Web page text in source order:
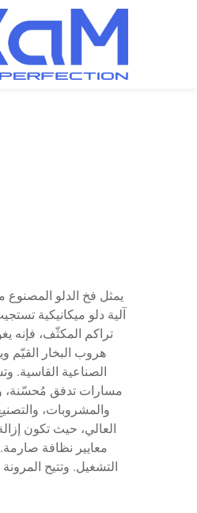
يمثل فخ الدلو المصنوع
آلية دلو ميكانيكية
تراكم المكثّف، فإنه
هروب البخار القيّم
الصناعية القاسية.
مسارات تدفق مُحسّنة،
العالي، حيث تكون
معايير نظافة
التشغيل. وتتيح